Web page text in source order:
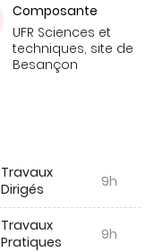
Composante
UFR Sciences et
techniques, site de
Besançon
Travaux
Dirigés
9h
Travaux
Pratiques
9h